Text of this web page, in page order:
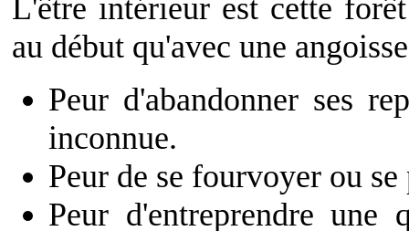
L'être intérieur est cette
au début qu'avec une
Peur d'abandonner ses
inconnue.
Peur de se fourvoyer ou se
Peur d'entreprendre